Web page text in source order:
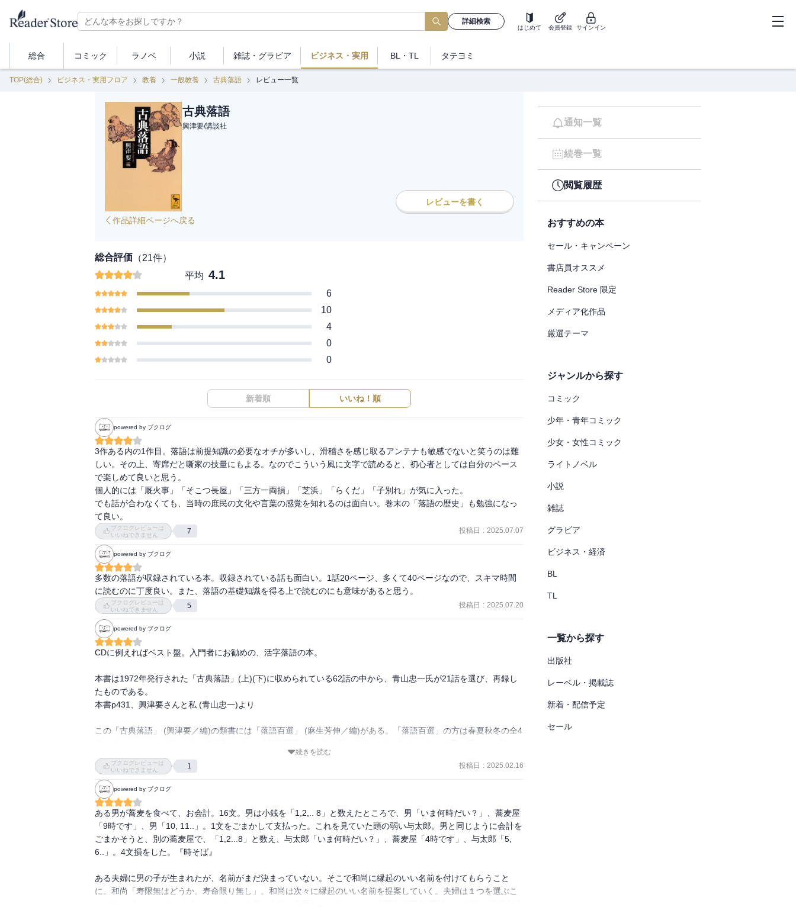
詳細検索
はじめて 会員登録 サインイン
総合 コミック ラノベ 小説 雑誌・ グラビア ビジネス ・実用 BL・TL タテヨミ
TOP(総合) ビジネス・実用フロア 教養 一般教養 古典落語 レビュー一覧
古典落語
興津要/講談社
レビューを書く
作品詳細ページへ戻る
総合評価 （21件）
平均 4.1
6
10
4
0
0
新着順 いいね！順
powered by ブクログ
3作ある内の1作目。落語は前提知識の必要なオチが多いし、滑稽さを感じ取るアンテナも敏感でないと笑うのは難
しい。その上、寄席だと噺家の技量にもよる。なのでこういう風に文字で読めると、初心者としては自分のペース
で楽しめて良いと思う。
個人的には「厩火事」「そこつ長屋」「三方一両損」「芝浜」「らくだ」「子別れ」が気に入った。
でも話が合わなくても、当時の庶民の文化や言葉の感覚を知れるのは面白い。巻末の「落語の歴史」も勉強になっ
て良い。
ブクログレビューは
いいねできません
7 投稿日 : 2025.07.07
powered by ブクログ
多数の落語が収録されている本。収録されている話も面白い。1話20ページ、多くて40ページなので、スキマ時間
に読むのに丁度良い。また、落語の基礎知識を得る上で読むのにも意味があると思う。
ブクログレビューは
いいねできません
5 投稿日 : 2025.07.20
powered by ブクログ
CDに例えればベスト盤。入門者にお勧めの、活字落語の本。
本書は1972年発行された「古典落語」(上)(下)に収められている62話の中から、青山忠一氏が21話を選び、再録し
たものである。
本書p431、興津要さんと私 (青山忠一)より
この「古典落語」 (興津要／編)の類書には「落語百選」 (麻生芳伸／編)がある。「落語百選」の方は春夏秋冬の全4
い。仮に好きな演目が収録されている巻を1冊だけ買っても、どうにも落ち着きが悪い。1冊だけでは百選のうち25
話しか収録されていないし、背表紙をみても春夏秋冬のうち、1つだけでは欠けている感じがするからだ。
その点で本書は活字落語の初めての一冊に向いている。「時そば」、「目黒のさんま」、「寿限無」など、有名な
演目は収録されているし、タイトルも「古典落語」だけで、(上)や(下)などの文字が付かず、この1冊で完結してい
る。巻末に収録されている「落語の歴史」も勉強になる。「落語の歴史」は30ページあり、読みやすくうまくまと
まっている。
収録されている演目は下記のとおり。収録順ではなく、見やすいように五十音順に並び替えた。
続きを読む
ブクログレビューは
いいねできません
1 投稿日 : 2025.02.16
powered by ブクログ
ある男が蕎麦を食べて、お会計。16文。男は小銭を「1,2,.. 8」と数えたところで、男「いま何時だい？」、蕎麦屋
「9時です」、男「10, 11..」。1文をごまかして支払った。これを見ていた頭の弱い与太郎。男と同じように会計を
ごまかそうと、別の蕎麦屋で、「1,2...8」と数え、与太郎「いま何時だい？」、蕎麦屋「4時です」、与太郎「5,
6..」。4文損をした。『時そば』
ある夫婦に男の子が生まれたが、名前がまだ決まっていない。そこで和尚に縁起のいい名前を付けてもらうこと
に。和尚「寿限無はどうか。寿命限り無し」。和尚は次々に縁起のいい名前を提案していく。夫婦は１つを選ぶこ
通知一覧
続巻一覧
閲覧履歴
おすすめの本
セール・キャンペーン
書店員オススメ
Reader Store 限定
メディア化作品
厳選テーマ
ジャンルから探す
コミック
少年・青年コミック
少女・女性コミック
ライトノベル
小説
雑誌
グラビア
ビジネス・経済
BL
TL
一覧から探す
出版社
レーベル・掲載誌
新着・配信予定
セール